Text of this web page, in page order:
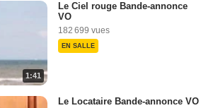
1:41
Le Ciel rouge Bande-annonce
VO
182 699 vues
EN SALLE
Le Locataire Bande-annonce VO